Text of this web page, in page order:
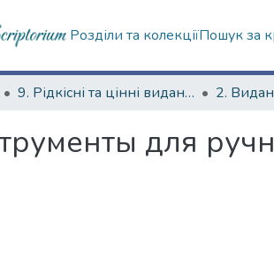
Розділи та колекціїПошук за
9. Рідкісні та цінні видання 2.
для